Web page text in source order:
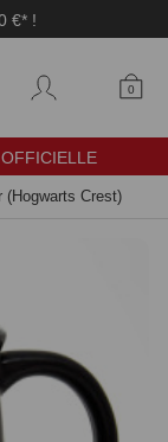
€* !
0
(Hogwarts Crest)